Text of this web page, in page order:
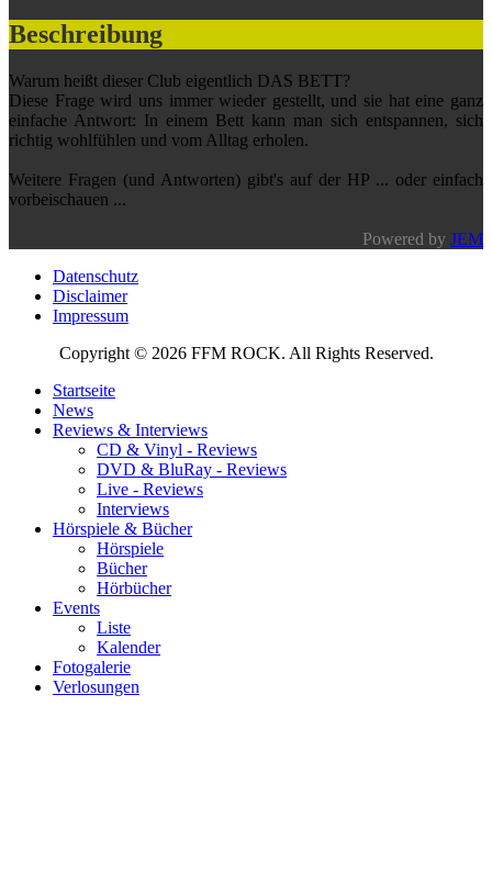
Beschreibung
Warum heißt dieser Club eigentlich DAS BETT?
Diese Frage wird uns immer wieder gestellt, und sie hat eine ganz
einfache Antwort: In einem Bett kann man sich entspannen, sich
richtig wohlfühlen und vom Alltag erholen.
Weitere Fragen (und Antworten) gibt's auf der HP ... oder einfach
vorbeischauen ...
Powered by JEM
Datenschutz
Disclaimer
Impressum
Copyright © 2026 FFM ROCK. All Rights Reserved.
Startseite
News
Reviews & Interviews
CD & Vinyl - Reviews
DVD & BluRay - Reviews
Live - Reviews
Interviews
Hörspiele & Bücher
Hörspiele
Bücher
Hörbücher
Events
Liste
Kalender
Fotogalerie
Verlosungen